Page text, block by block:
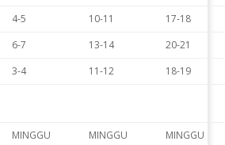
4-5 10-11
17-18
6-7 13-14
20-21
3-4 11-12 18-19
MINGGU
MINGGU
MINGGU